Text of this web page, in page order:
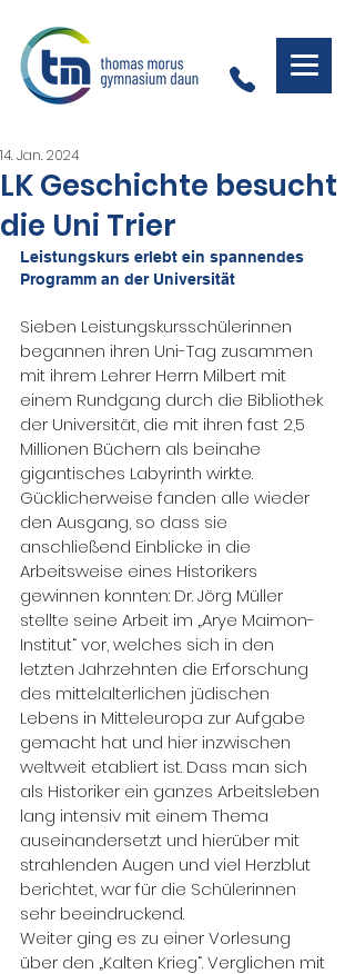
LK Geschichte besucht
die Uni Trier
14. Jan. 2024
Leistungskurs erlebt ein spannendes
Programm an der Universität
Sieben Leistungskursschülerinnen
begannen ihren Uni-Tag zusammen
mit ihrem Lehrer Herrn Milbert mit
einem Rundgang durch die Bibliothek
der Universität, die mit ihren fast 2,5
Millionen Büchern als beinahe
gigantisches Labyrinth wirkte.
Gücklicherweise fanden alle wieder
den Ausgang, so dass sie
anschließend Einblicke in die
Arbeitsweise eines Historikers
gewinnen konnten: Dr. Jörg Müller
stellte seine Arbeit im „Arye Maimon-
Institut“ vor, welches sich in den
letzten Jahrzehnten die Erforschung
des mittelalterlichen jüdischen
Lebens in Mitteleuropa zur Aufgabe
gemacht hat und hier inzwischen
weltweit etabliert ist. Dass man sich
als Historiker ein ganzes Arbeitsleben
lang intensiv mit einem Thema
auseinandersetzt und hierüber mit
strahlenden Augen und viel Herzblut
berichtet, war für die Schülerinnen
sehr beeindruckend.
Weiter ging es zu einer Vorlesung
über den „Kalten Krieg“. Verglichen mit